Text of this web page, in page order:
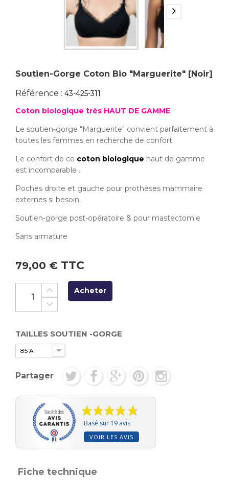
Soutien-Gorge Coton Bio "Marguerite" [Noir]
Référence : 43-425-311
Coton biologique très HAUT DE GAMME
Le soutien-gorge "Marguerite" convient parfaitement à
toutes les femmes en recherche de confort.
Le confort de ce coton biologique haut de gamme
est incomparable .
Poches droite et gauche pour prothèses mammaire
externes si besoin
Soutien-gorge post-opératoire & pour mastectomie
Sans armature
79,00 € TTC
Acheter
TAILLES SOUTIEN -GORGE
85 A
Partager
Basé sur 19 avis
VOIR LES AVIS
Fiche technique